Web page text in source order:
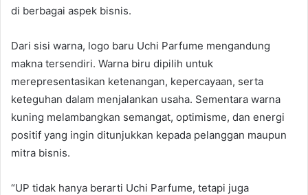
di berbagai aspek bisnis.
Dari sisi warna, logo baru Uchi Parfume mengandung
makna tersendiri. Warna biru dipilih untuk
merepresentasikan ketenangan, kepercayaan, serta
keteguhan dalam menjalankan usaha. Sementara warna
kuning melambangkan semangat, optimisme, dan energi
positif yang ingin ditunjukkan kepada pelanggan maupun
mitra bisnis.
“UP tidak hanya berarti Uchi Parfume, tetapi juga